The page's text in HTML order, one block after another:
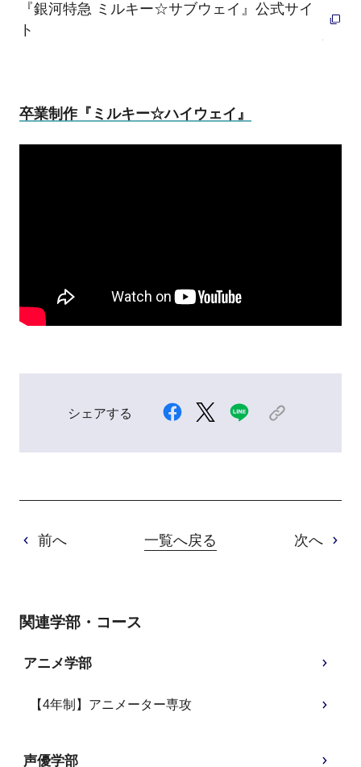
『銀河特急 ミルキー☆サブウェイ』公式サイ
ト
卒業制作『ミルキー☆ハイウェイ』
シェアする
前へ 一覧へ戻る 次へ
関連学部・コース
アニメ学部
【4年制】アニメーター専攻
声優学部